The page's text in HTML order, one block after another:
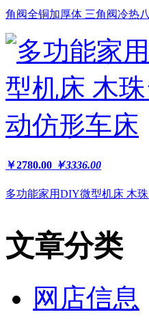
角阀全铜加厚体 三角阀冷热
￥2780.00 ￥3336.00
多功能家用DIY微型机床 木
文章分类
网店信息